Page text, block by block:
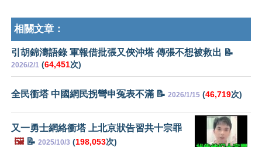
相關文章：
引胡錦濤語錄 軍報借批張又俠沖塔 傳張不想被救出 📝
2026/2/1 (64,451次)
全民衝塔 中國網民拐彎申冤表不滿 📝 2026/1/15 (46,719次)
又一勇士網絡衝塔 上北京狀告習共十宗罪
🖼️📝 2025/10/3 (198,053次)